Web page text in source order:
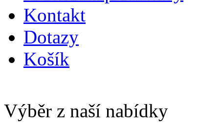
Kontakt
Dotazy
Košík
Výběr z naší nabídky